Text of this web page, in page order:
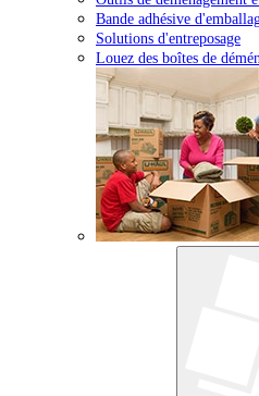
Bande adhésive
Solutions d'entreposage
Louez des boîtes de